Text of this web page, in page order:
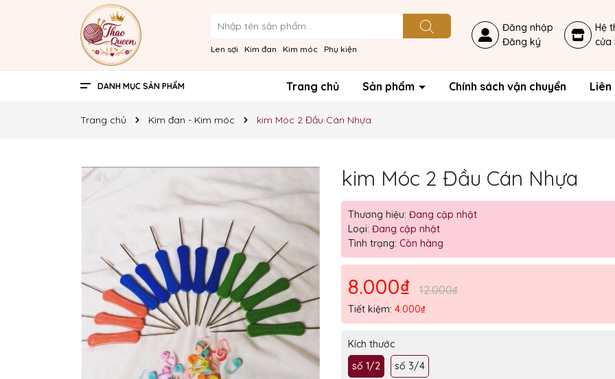
Len sợi Kim đan Kim móc Phụ kiện
Đăng nhập
Đăng ký
Hệ
cửa
DANH MỤC SẢN PHẨM Trang chủ Sản phẩm Chính sách vận chuyển Liên
Trang chủ Kim đan - Kim móc kim Móc 2 Đầu Cán Nhựa
kim Móc 2 Đầu Cán Nhựa
Thương hiệu: Đang cập nhật
Loại: Đang cập nhật
Tình trạng: Còn hàng
8.000₫ 12.000₫
Tiết kiệm: 4.000₫
Kích thước
số 1/2
số 3/4
Mã giảm giá:
Điều kiện: